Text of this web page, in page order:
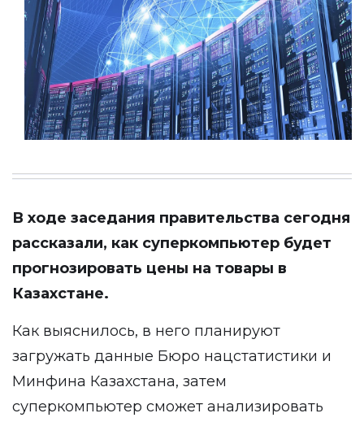
В ходе заседания правительства сегодня
рассказали, как суперкомпьютер будет
прогнозировать цены на товары в
Казахстане.
Как выяснилось, в него планируют
загружать данные Бюро нацстатистики и
Минфина Казахстана, затем
суперкомпьютер сможет анализировать